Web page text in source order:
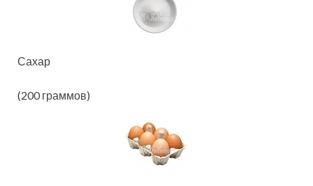
Сахар
(200 граммов)